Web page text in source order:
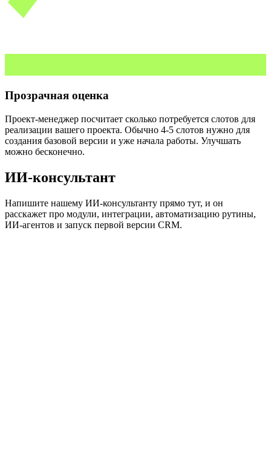
Прозрачная оценка
Проект-менеджер посчитает сколько потребуется слотов для
реализации вашего проекта. Обычно 4-5 слотов нужно для
создания базовой версии и уже начала работы. Улучшать
можно бесконечно.
ИИ-консультант
Напишите нашему ИИ-консультанту прямо тут, и он
расскажет про модули, интеграции, автоматизацию рутины,
ИИ-агентов и запуск первой версии CRM.